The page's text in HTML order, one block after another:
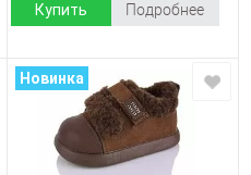
Купить Подробнее
Новинка